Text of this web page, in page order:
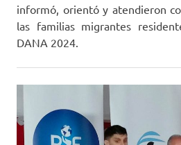
informó, orientó y atendieron
las familias migrantes
DANA 2024.